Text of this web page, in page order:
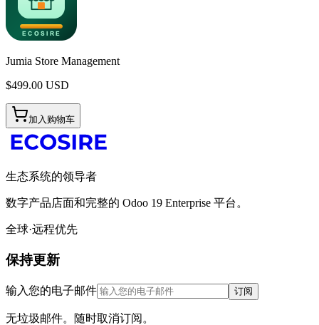
Jumia Store Management
$499.00 USD
加入购物车
生态系统的领导者
数字产品店面和完整的 Odoo 19 Enterprise 平台。
全球·远程优先
保持更新
输入您的电子邮件 订阅
无垃圾邮件。随时取消订阅。